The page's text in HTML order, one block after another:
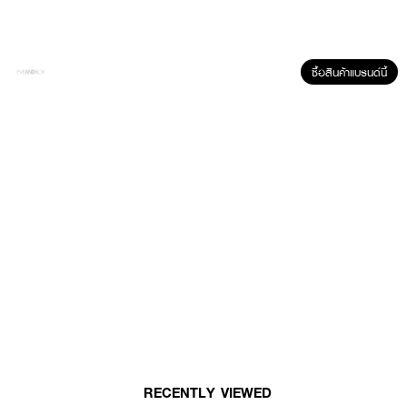
ซื้อสินค้าแบรนด์นี้
RECENTLY VIEWED